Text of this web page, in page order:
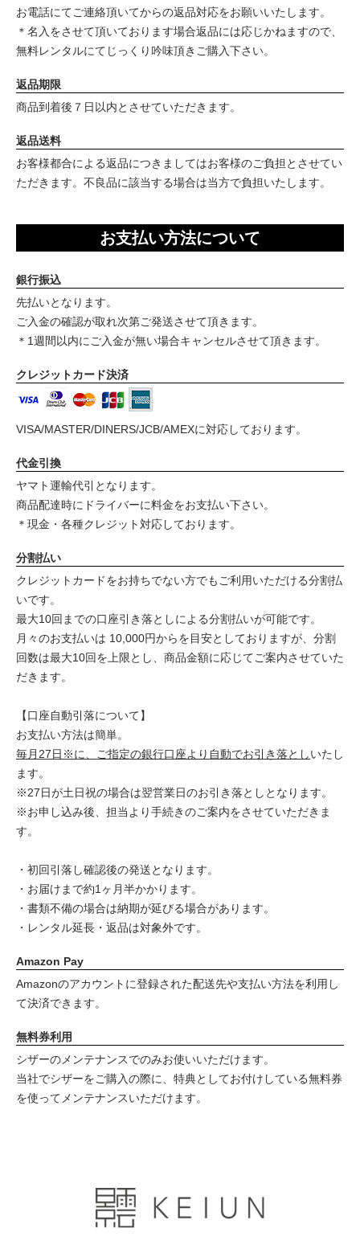
お電話にてご連絡頂いてからの返品対応をお願いいたします。
＊名入をさせて頂いております場合返品には応じかねますので、
無料レンタルにてじっくり吟味頂きご購入下さい。
返品期限
商品到着後７日以内とさせていただきます。
返品送料
お客様都合による返品につきましてはお客様のご負担とさせてい
ただきます。不良品に該当する場合は当方で負担いたします。
お支払い方法について
銀行振込
先払いとなります。
ご入金の確認が取れ次第ご発送させて頂きます。
＊1週間以内にご入金が無い場合キャンセルさせて頂きます。
クレジットカード決済
VISA/MASTER/DINERS/JCB/AMEXに対応しております。
代金引換
ヤマト運輸代引となります。
商品配達時にドライバーに料金をお支払い下さい。
＊現金・各種クレジット対応しております。
分割払い
クレジットカードをお持ちでない方でもご利用いただける分割払
いです。
最大10回までの口座引き落としによる分割払いが可能です。
月々のお支払いは 10,000円からを目安としておりますが、分割
回数は最大10回を上限とし、商品金額に応じてご案内させていた
だきます。
【口座自動引落について】
お支払い方法は簡単。
毎月27日※に、ご指定の銀行口座より自動でお引き落としいたし
ます。
※27日が土日祝の場合は翌営業日のお引き落としとなります。
※お申し込み後、担当より手続きのご案内をさせていただきま
す。
・初回引落し確認後の発送となります。
・お届けまで約1ヶ月半かかります。
・書類不備の場合は納期が延びる場合があります。
・レンタル延長・返品は対象外です。
Amazon Pay
Amazonのアカウントに登録された配送先や支払い方法を利用し
て決済できます。
無料券利用
シザーのメンテナンスでのみお使いいただけます。
当社でシザーをご購入の際に、特典としてお付けしている無料券
を使ってメンテナンスいただけます。